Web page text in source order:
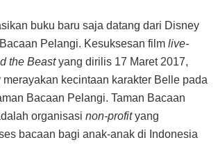
buku baru saja datang dari Disney
Pelangi. Kesuksesan film live-
the Beastyang dirilis 17 Maret 2017,
merayakan kecintaan karakter Belle pada
Bacaan Pelangi. Taman Bacaan
organisasi non-profityang
bacaan bagi anak-anak di Indonesia